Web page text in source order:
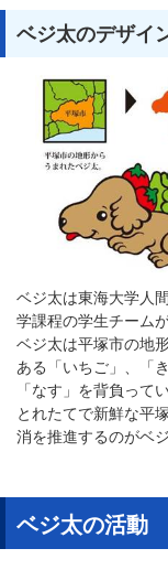
ベジ太のデザイ
ベジ太は東海大学人
学課程の学生チーム
ベジ太は平塚市の地
ある「いちご」、「
「なす」を背負って
とれたてで新鮮な平
消を推進するのがベ
ベジ太の活動